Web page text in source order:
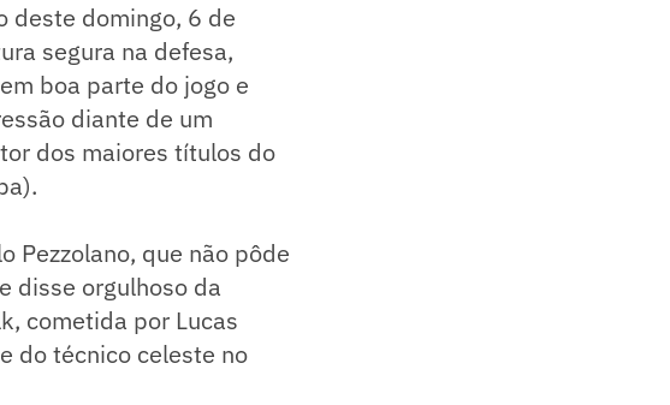
deste domingo, 6 de
segura na defesa,
boa parte do jogo e
diante de um
dos maiores títulos do
Pezzolano, que não pôde
disse orgulhoso da
cometida por Lucas
do técnico celeste no